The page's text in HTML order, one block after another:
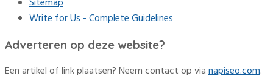
Write for Us - Complete Guidelines
Adverteren op deze website?
Een artikel of link plaatsen? Neem contact op vianapiseo.com.